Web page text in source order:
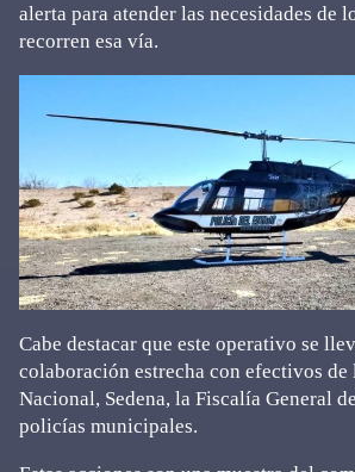
alerta para atender las necesidades de
recorren esa vía.
Cabe destacar que este operativo se
colaboración estrecha con efectivos de
Nacional, Sedena, la Fiscalía General
policías municipales.